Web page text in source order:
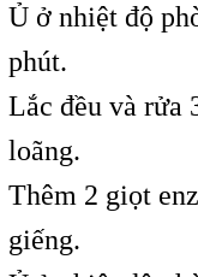
Ủ ở nhiệt độ
phút.
Lắc đều và rửa
loãng.
Thêm 2 giọt
giếng.